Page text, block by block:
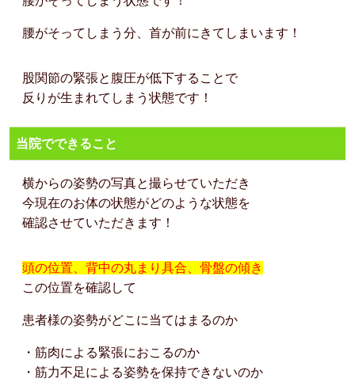
腰がそってしまう分、首が前にきてしまいます！
股関節の緊張と腹圧が低下することで
反りが生まれてしまう状態です！
当院でできること
横からの姿勢の写真と撮らせていただき
今現在のお体の状態がどのような状態を
確認させていただきます！
頭の位置、背中の丸まり具合、骨盤の傾き
この位置を確認して
患者様の姿勢がどこに当てはまるのか
・筋肉による緊張におこるのか
・筋力不足による姿勢を保持できないのか